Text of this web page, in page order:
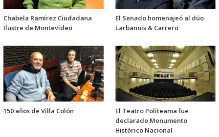
Chabela Ramírez Ciudadana
Ilustre de Montevideo
El Senado homenajeó al dúo
Larbanois & Carrero
150 años de Villa Colón
El Teatro Politeama fue
declarado Monumento
Histórico Nacional